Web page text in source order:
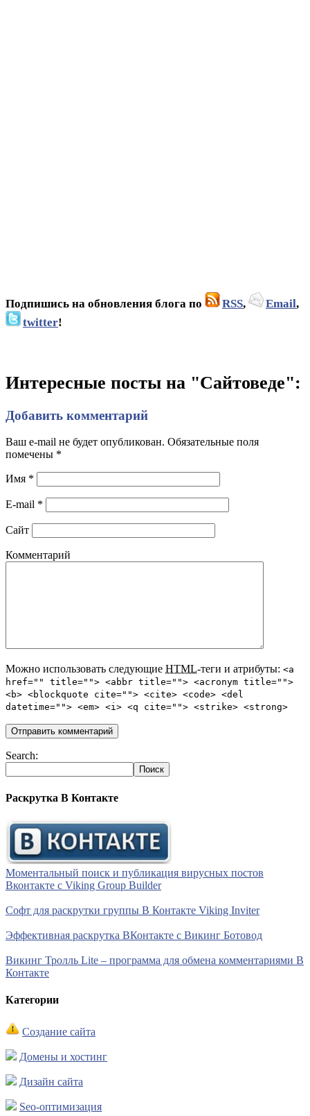
Подпишись на обновления блога по RSS, Email,
twitter!
Интересные посты на "Сайтоведе":
Добавить комментарий
Ваш e-mail не будет опубликован. Обязательные поля
помечены *
Имя *
E-mail *
Сайт
Комментарий
Можно использовать следующие HTML-теги и атрибуты: <a
href="" title=""> <abbr title=""> <acronym title="">
<b> <blockquote cite=""> <cite> <code> <del
datetime=""> <em> <i> <q cite=""> <strike> <strong>
Search:
Раскрутка В Контакте
Моментальный поиск и публикация вирусных постов
Вконтакте с Viking Group Builder
Софт для раскрутки группы В Контакте Viking Inviter
Эффективная раскрутка ВКонтакте с Викинг Ботовод
Викинг Тролль Lite – программа для обмена комментариями В
Контакте
Категории
Создание сайта
Домены и хостинг
Дизайн сайта
Seo-оптимизация